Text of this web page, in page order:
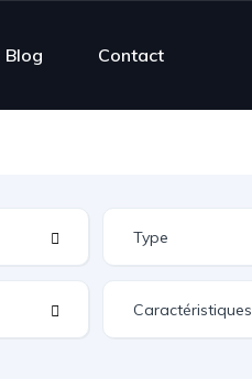
Blog Contact
Caractéristiques